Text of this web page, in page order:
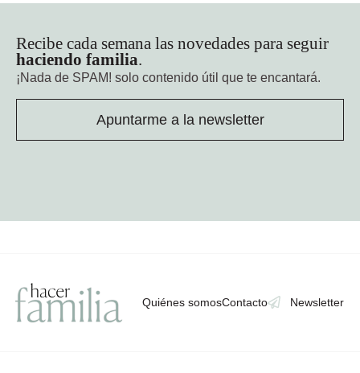
Recibe cada semana las novedades para seguir
haciendo familia.
¡Nada de SPAM! solo contenido útil que te encantará.
Apuntarme a la newsletter
Quiénes somosContacto Newsletter